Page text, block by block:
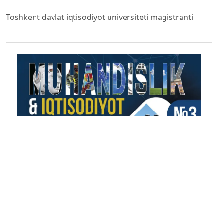
Toshkent davlat iqtisodiyot universiteti magistranti